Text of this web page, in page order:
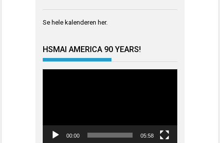
Se hele kalenderen her.
HSMAI AMERICA 90 YEARS!
00:00 05:58